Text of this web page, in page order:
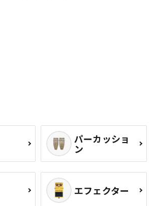
パーカッショ
ン
エフェクター